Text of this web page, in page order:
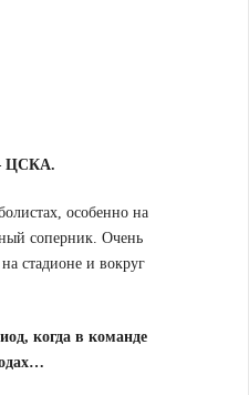
– ЦСКА.
особенно на
соперник. Очень
стадионе и вокруг
когда в команде